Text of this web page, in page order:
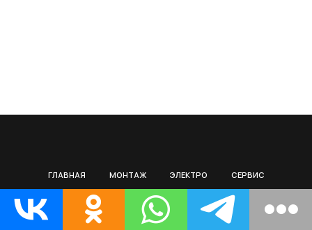
ГЛАВНАЯ МОНТАЖ ЭЛЕКТРО СЕРВИС
РЕМОНТ ЦЕНЫ МАГАЗИН О НАС ИНФО